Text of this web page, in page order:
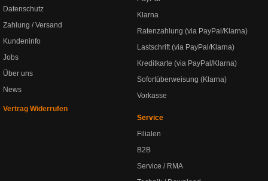
Datenschutz
Zahlung / Versand
Kundeninfo
Jobs
Über uns
News
Vertrag Widerrufen
Klarna
Ratenzahlung (via PayPal/Klarna)
Lastschrift (via PayPal/Klarna)
Kreditkarte (via PayPal/Klarna)
Sofortüberweisung (Klarna)
Vorkasse
Service
Filialen
B2B
Service / RMA